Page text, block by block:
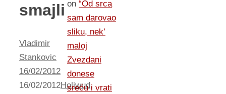
smajli
Vladimir
Stankovic
16/02/2012
16/02/2012Holiwud,
on “Od srca
sam darovao
sliku, nek’
maloj
Zvezdani
donese
sreću i vrati